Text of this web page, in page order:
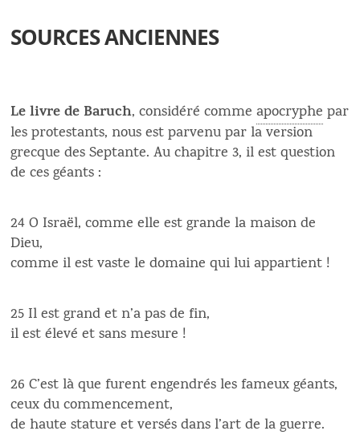
SOURCES ANCIENNES
Le livre de Baruch, considéré commeapocryphe par
les protestants, nous est parvenu par la version
grecque des Septante. Au chapitre 3, il est question
de ces géants :
24 O Israël, comme elle est grande la maison de
Dieu,
comme il est vaste le domaine qui lui appartient !
25 Il est grand et n’a pas de fin,
il est élevé et sans mesure !
26 C’est là que furent engendrés les fameux géants,
ceux du commencement,
de haute stature et versés dans l’art de la guerre.